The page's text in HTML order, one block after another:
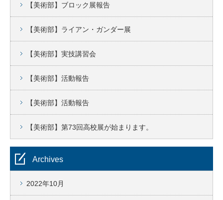
【美術部】ブロック展報告
【美術部】ライアン・ガンダー展
【美術部】実技講習会
【美術部】活動報告
【美術部】活動報告
【美術部】第73回高校展が始まります。
Archives
2022年10月